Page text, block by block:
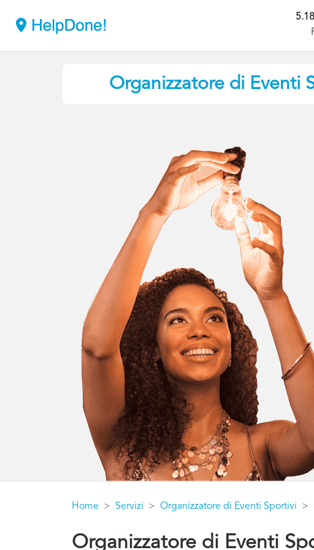
Organizzatore di Eventi
Home Servizi Organizzatore di Eventi Sportivi
Organizzatore di Eventi